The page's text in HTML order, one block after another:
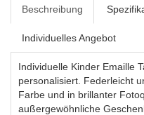
Beschreibung
Individuelles Angebot
Individuelle Kinder Emaille
personalisiert. Federleicht
Farbe und in brillanter
außergewöhnliche